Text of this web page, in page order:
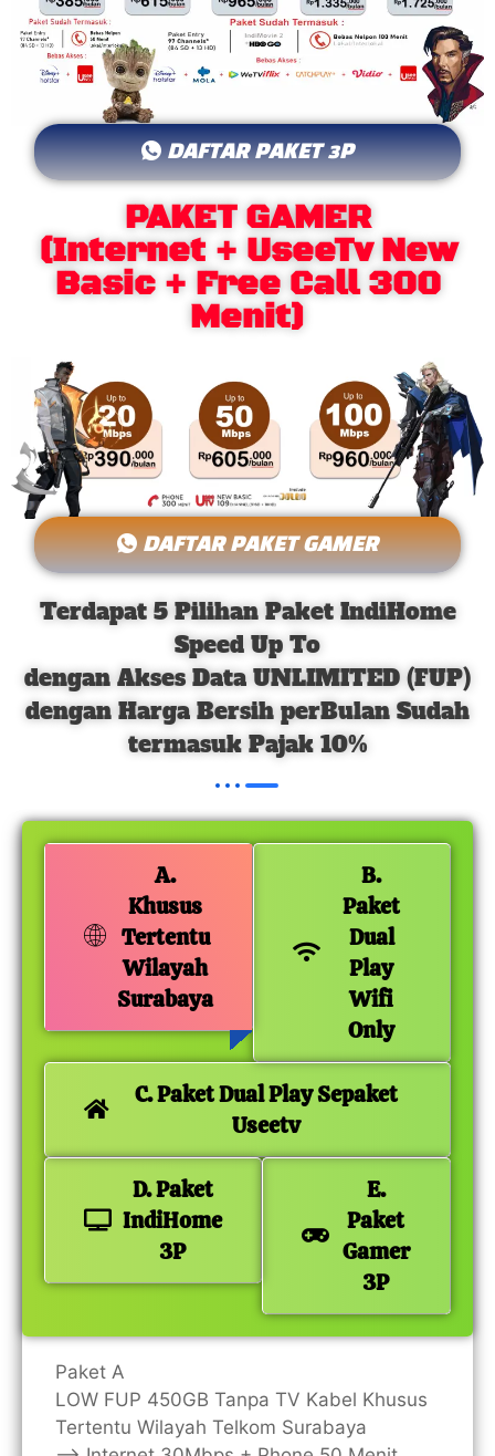
DAFTAR PAKET 3P
PAKET GAMER
(Internet + UseeTv New
Basic + Free Call 300
Menit)
DAFTAR PAKET GAMER
Terdapat 5 Pilihan Paket IndiHome
Speed Up To
dengan Akses Data UNLIMITED (FUP)
dengan Harga Bersih perBulan Sudah
termasuk Pajak 10%
A.
Khusus
Tertentu
Wilayah
Surabaya
B.
Paket
Dual
Play
Wifi
Only
C. Paket Dual Play Sepaket
Useetv
D. Paket
IndiHome
3P
E.
Paket
Gamer
3P
Paket A
LOW FUP 450GB Tanpa TV Kabel Khusus
Tertentu Wilayah Telkom Surabaya